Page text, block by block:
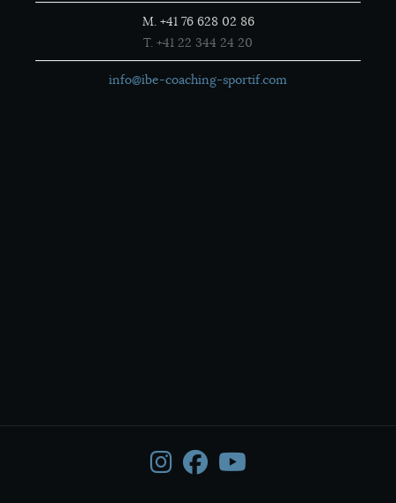
M. +41 76 628 02 86
T. +41 22 344 24 20
info@ibe-coaching-sportif.com